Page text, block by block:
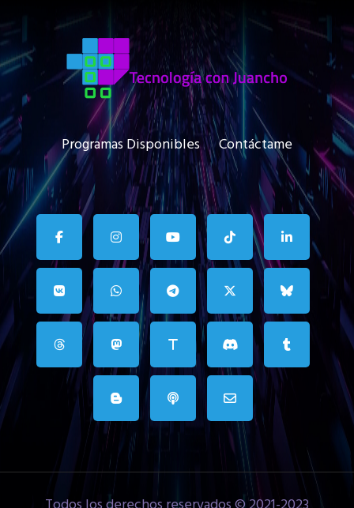
Programas Disponibles Contáctame